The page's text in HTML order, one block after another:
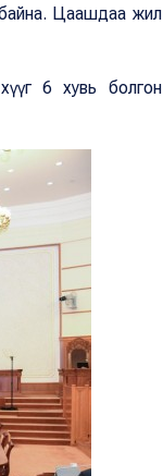
Цаашдаа жил
6 хувь болгон